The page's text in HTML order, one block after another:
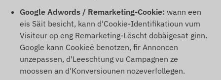
Google Adwords / Remarketing-Cookie: wann een
eis Säit besicht, kann d'Cookie-Identifikatioun vum
Visiteur op eng Remarketing-Lëscht dobäigesat ginn.
Google kann Cookieë benotzen, fir Annoncen
unzepassen, d'Leeschtung vu Campagnen ze
moossen an d'Konversiounen nozeverfollegen.